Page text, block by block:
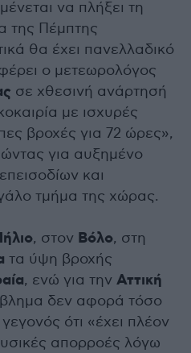
να πλήξει τη
της Πέμπτης
θα έχει πανελλαδικό
ο μετεωρολόγος
σε χθεσινή ανάρτησή
με ισχυρές
βροχές για 72 ώρες»,
για αυξημένο
και
τμήμα της χώρας.
, στον Βόλο, στη
τα ύψη βροχής
, ενώ για την Αττική
δεν αφορά τόσο
ότι «έχει πλέον
απορροές λόγω